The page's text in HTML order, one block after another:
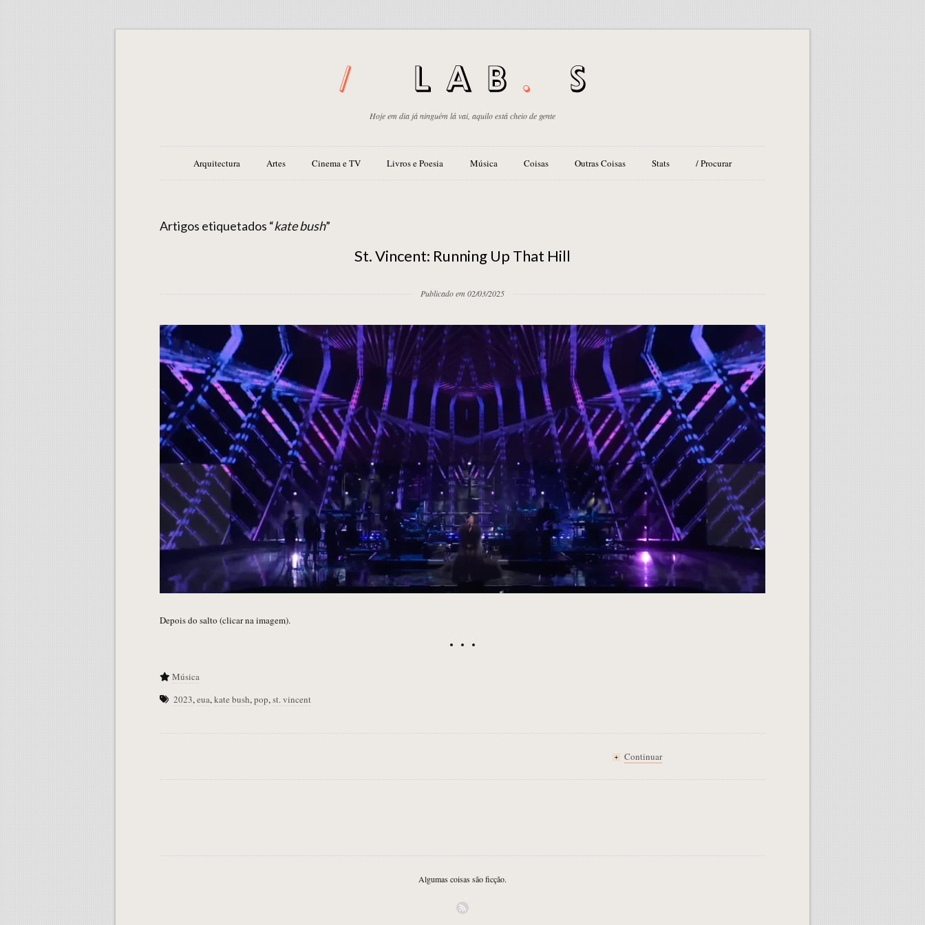
Hoje em dia já ninguém lá vai, aquilo está cheio de gente
Arquitectura Artes Cinema e TV Livros e Poesia Música Coisas Outras Coisas Stats / Procurar
Artigos etiquetados “kate bush”
St. Vincent: Running Up That Hill
Publicado em 02/03/2025
Depois do salto (clicar na imagem).
Música
2023,eua,kate bush,pop,st. vincent
+ Continuar
Algumas coisas são ficção.